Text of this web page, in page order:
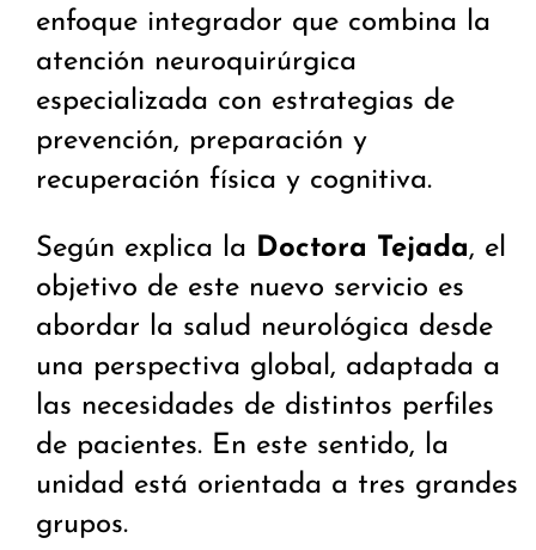
enfoque integrador que combina la
atención neuroquirúrgica
especializada con estrategias de
prevención, preparación y
recuperación física y cognitiva.
Según explica la Doctora Tejada, el
objetivo de este nuevo servicio es
abordar la salud neurológica desde
una perspectiva global, adaptada a
las necesidades de distintos perfiles
de pacientes. En este sentido, la
unidad está orientada a tres grandes
grupos.